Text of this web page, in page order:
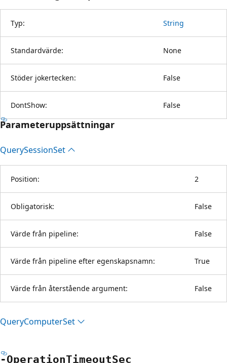
Typ: String
Standardvärde: None
Stöder jokertecken: False
DontShow: False
Parameteruppsättningar
QuerySessionSet
Position: 2
Obligatorisk: False
Värde från pipeline: False
Värde från pipeline efter egenskapsnamn: True
Värde från återstående argument: False
QueryComputerSet
-OperationTimeoutSec